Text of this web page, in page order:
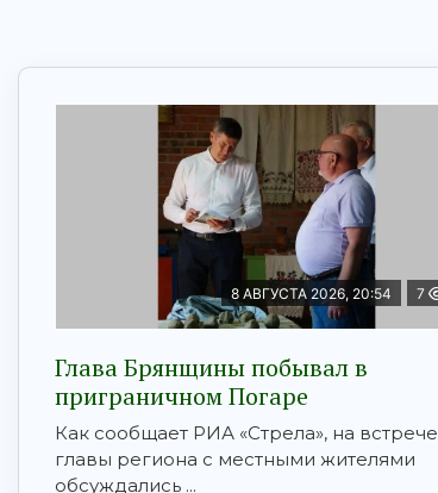
8 АВГУСТА 2026, 20:54 7
Глава Брянщины побывал в
приграничном Погаре
Как сообщает РИА «Стрела», на встрече
главы региона с местными жителями
обсуждались ...